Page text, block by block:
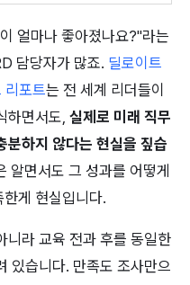
얼마나 좋아졌나요?"라는
담당자가 많죠. 딜로이트
리포트는 전 세계 리더들이
하면서도, 실제로 미래 직무
분하지 않다는 현실을 짚습
알면서도 그 성과를 어떻게
게 현실입니다.
니라 교육 전과 후를 동일한
있습니다. 만족도 조사만으